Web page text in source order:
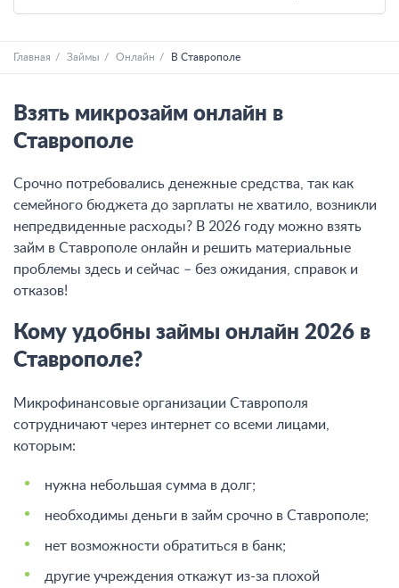
Главная Займы Онлайн В Ставрополе
Взять микрозайм онлайн в
Ставрополе
Срочно потребовались денежные средства, так как
семейного бюджета до зарплаты не хватило, возникли
непредвиденные расходы? В 2026 году можно взять
займ в Ставрополе онлайн и решить материальные
проблемы здесь и сейчас – без ожидания, справок и
отказов!
Кому удобны займы онлайн 2026 в
Ставрополе?
Микрофинансовые организации Ставрополя
сотрудничают через интернет со всеми лицами,
которым:
нужна небольшая сумма в долг;
необходимы деньги в займ срочно в Ставрополе;
нет возможности обратиться в банк;
другие учреждения откажут из-за плохой